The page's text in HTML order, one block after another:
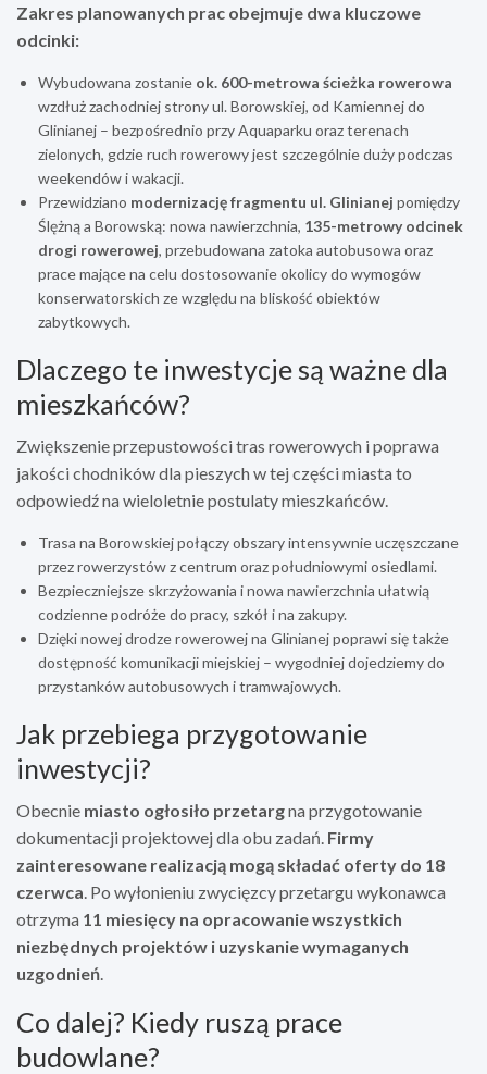
Zakres planowanych prac obejmuje dwa kluczowe
odcinki:
Wybudowana zostanie ok. 600-metrowa ścieżka rowerowa
wzdłuż zachodniej strony ul. Borowskiej, od Kamiennej do
Glinianej – bezpośrednio przy Aquaparku oraz terenach
zielonych, gdzie ruch rowerowy jest szczególnie duży podczas
weekendów i wakacji.
Przewidziano modernizację fragmentu ul. Glinianej pomiędzy
Ślężną a Borowską: nowa nawierzchnia, 135-metrowy odcinek
drogi rowerowej, przebudowana zatoka autobusowa oraz
prace mające na celu dostosowanie okolicy do wymogów
konserwatorskich ze względu na bliskość obiektów
zabytkowych.
Dlaczego te inwestycje są ważne dla
mieszkańców?
Zwiększenie przepustowości tras rowerowych i poprawa
jakości chodników dla pieszych w tej części miasta to
odpowiedź na wieloletnie postulaty mieszkańców.
Trasa na Borowskiej połączy obszary intensywnie uczęszczane
przez rowerzystów z centrum oraz południowymi osiedlami.
Bezpieczniejsze skrzyżowania i nowa nawierzchnia ułatwią
codzienne podróże do pracy, szkół i na zakupy.
Dzięki nowej drodze rowerowej na Glinianej poprawi się także
dostępność komunikacji miejskiej – wygodniej dojedziemy do
przystanków autobusowych i tramwajowych.
Jak przebiega przygotowanie
inwestycji?
Obecnie miasto ogłosiło przetargna przygotowanie
dokumentacji projektowej dla obu zadań. Firmy
zainteresowane realizacją mogą składać oferty do 18
czerwca. Po wyłonieniu zwycięzcy przetargu wykonawca
otrzyma 11 miesięcy na opracowanie wszystkich
niezbędnych projektów i uzyskanie wymaganych
uzgodnień.
Co dalej? Kiedy ruszą prace
budowlane?